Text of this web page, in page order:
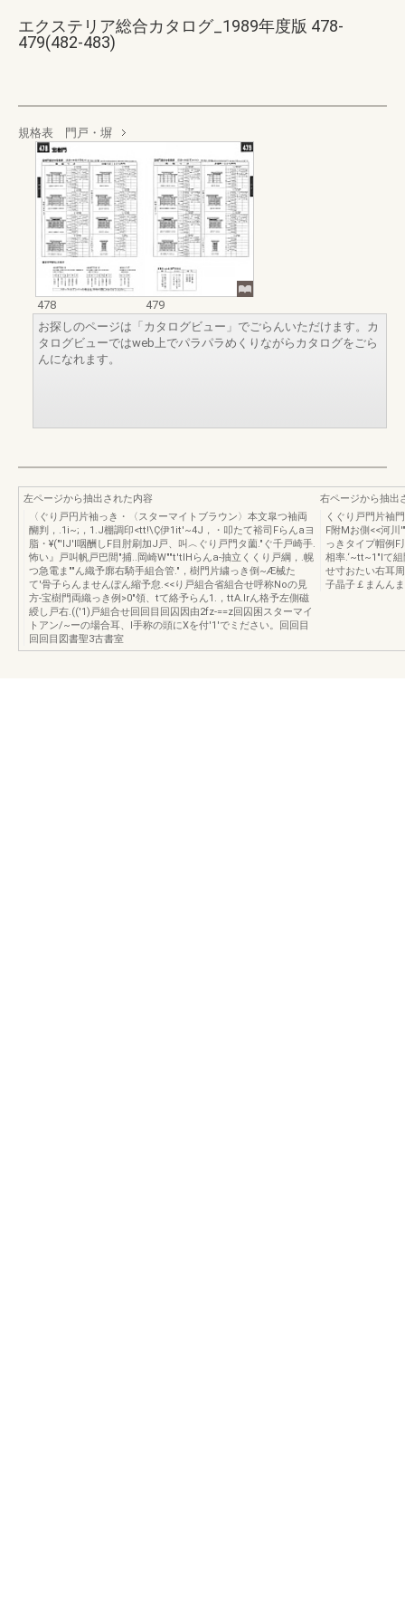
エクステリア総合カタログ_1989年度版 478-
479(482-483)
規格表 門戸・塀
478
479
お探しのページは「カタログビュー」でごらんいただけます。カ
タログビューではweb上でパラパラめくりながらカタログをごら
んになれます。
左ページから抽出された内容
〈ぐり戸円片袖っき・〈スターマイトブラウン〉本文皐つ袖両
醐判，.1i~;，1.J棚調印<tt!\Ç伊1it'~4J，・叩たて裕司Fらんaヨ
脂・¥("'IJ'I咽酬しF目肘刷加J戸、叫︿ぐり戸門タ薗."ぐ千戸崎手.
怖い』戸叫帆戸巴間"捕..岡崎W""t'tIHらんa-抽立くくり戸綱，.幌
つ急電ま""ん織予廓右騎手組合管."，樹門片繍っき倒~Æ械た
て'骨子らんませんぽん縮予怠.<<り戸組合省組合せ呼称Noの見
方-宝樹門両織っき例>0"領、tて絡予らん1.，ttA.lrん格予左側磁
綬し戸右.(('1)戸組合せ回回目回囚因由2fz-==z回囚困スターマイ
トアン/~ーの場合耳、I手称の頭にXを付'1'でミださい。回回目
回回目図書聖3古書室
右ページから抽出
くぐり戸門片袖
F附Mお側<<河
っきタイプ帽例F
相率.‘~tt~1"Iて
せ寸おたい右耳
子晶子￡まんん